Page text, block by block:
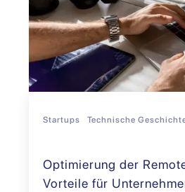
Startups Technische
Optimierung der
Vorteile für